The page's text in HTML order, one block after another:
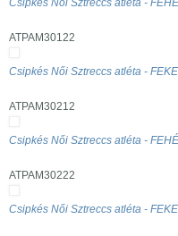
Csipkés Női Sztreccs atléta -
ATPAM30122
Csipkés Női Sztreccs atléta -
ATPAM30212
Csipkés Női Sztreccs atléta -
ATPAM30222
Csipkés Női Sztreccs atléta -